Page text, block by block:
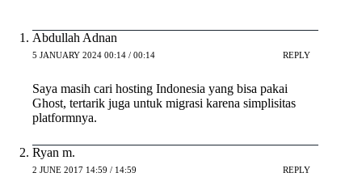
Abdullah Adnan
5 JANUARY 2024 00:14 / 00:14 REPLY
Saya masih cari hosting Indonesia yang bisa pakai
Ghost, tertarik juga untuk migrasi karena simplisitas
platformnya.
Ryan m.
2 JUNE 2017 14:59 / 14:59 REPLY